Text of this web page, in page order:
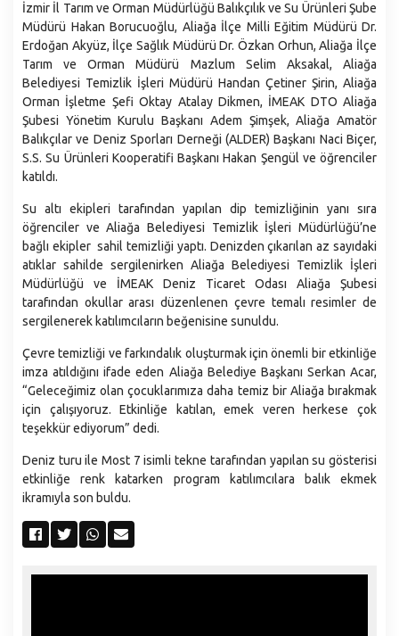
İklim Değişikliği ve Sıfır Atık Müdürlüğü
İmar ve Şehircilik Müdürlüğü
İnsan Kaynakları ve Eğitim Müdürlüğü
İşletme ve İştirakler Müdürlüğü
Kültür Sanat ve Sosyal İşler Müdürlüğü
Makine İkmal Bakım ve Onarım Müdürlüğü
Mali Hizmetler Müdürlüğü
Muhtarlık İşleri Müdürlüğü
Özel Kalem Müdürlüğü
Park ve Вahçeler Müdürlüğü
Plan ve Proje Müdürlüğü
Sağlık İşleri Müdürlüğü
Temizlik İşleri Müdürlüğü
Ulaşım Hizmetleri Müdürlüğü
Veteriner İşleri Müdürlüğü
Yazı İşleri Müdürlüğü
Zabıta Müdürlüğü
İzmir İl Tarım ve Orman Müdürlüğü Balıkçılık ve Su Ürünleri Şube
Müdürü Hakan Borucuoğlu, Aliağa İlçe Milli Eğitim Müdürü Dr.
Erdoğan Akyüz, İlçe Sağlık Müdürü Dr. Özkan Orhun, Aliağa İlçe
Tarım ve Orman Müdürü Mazlum Selim Aksakal, Aliağa
Belediyesi Temizlik İşleri Müdürü Handan Çetiner Şirin, Aliağa
Orman İşletme Şefi Oktay Atalay Dikmen, İMEAK DTO Aliağa
Şubesi Yönetim Kurulu Başkanı Adem Şimşek, Aliağa Amatör
Balıkçılar ve Deniz Sporları Derneği (ALDER) Başkanı Naci Biçer,
S.S. Su Ürünleri Kooperatifi Başkanı Hakan Şengül ve öğrenciler
katıldı.
Su altı ekipleri tarafından yapılan dip temizliğinin yanı sıra
öğrenciler ve Aliağa Belediyesi Temizlik İşleri Müdürlüğü’ne
bağlı ekipler sahil temizliği yaptı. Denizden çıkarılan az sayıdaki
atıklar sahilde sergilenirken Aliağa Belediyesi Temizlik İşleri
Müdürlüğü ve İMEAK Deniz Ticaret Odası Aliağa Şubesi
tarafından okullar arası düzenlenen çevre temalı resimler de
sergilenerek katılımcıların beğenisine sunuldu.
Çevre temizliği ve farkındalık oluşturmak için önemli bir etkinliğe
imza atıldığını ifade eden Aliağa Belediye Başkanı Serkan Acar,
“Geleceğimiz olan çocuklarımıza daha temiz bir Aliağa bırakmak
için çalışıyoruz. Etkinliğe katılan, emek veren herkese çok
teşekkür ediyorum” dedi.
Deniz turu ile Most 7 isimli tekne tarafından yapılan su gösterisi
etkinliğe renk katarken program katılımcılara balık ekmek
ikramıyla son buldu.